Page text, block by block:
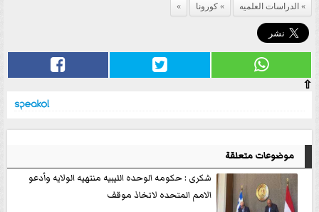
الدراسات العلميه
كورونا
⇧
موضوعات متعلقة
شكرى : حكومه الوحده الليبيه منتهيه الولايه وأدعو
الامم المتحده لاتخاذ موقف